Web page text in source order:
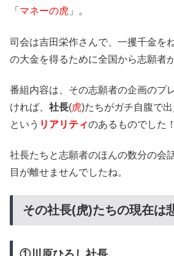
「 マネーの虎 」。
司会は吉田栄作さんで、一攫千金を
の大金を得るために全国から志願者
番組内容は、その志願者の企画のプ
ければ、 社長(虎)たちがガチ自腹で
という リアリティのあるものでした！
社長たちと志願者のほんの数分の会
目が離せませんでしたね。
その社長(虎)たちの現在は